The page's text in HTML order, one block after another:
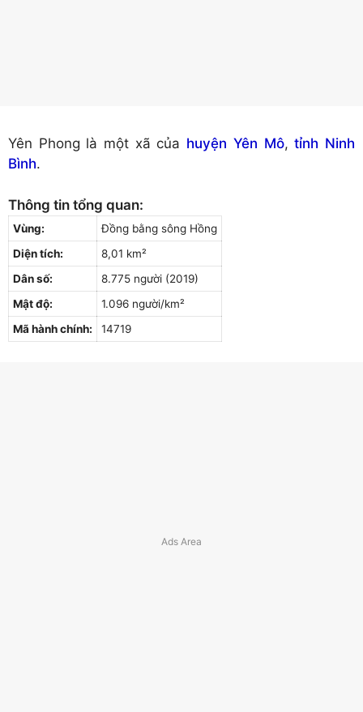
Yên Phong là một xã của huyện Yên Mô,tỉnh Ninh
Bình.
Thông tin tổng quan:
Vùng:
Đồng bằng sông Hồng
Diện tích:
8,01 km²
Dân số:
8.775 người (2019)
Mật độ:
1.096 người/km²
Mã hành chính:
14719